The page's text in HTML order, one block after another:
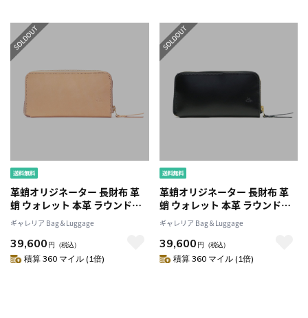
革蛸オリジネーター 長財布 革
蛸 ウォレット 本革 ラウンドフ
ァスナー ラウンドジップウォレ
ットTYPE-U 革蛸謹製 メンズレ
ディース 日本製 カワタコ BGS-
004 HOH-004
ギャレリア Bag＆Luggage
39,600 円 （税込）
積算 360 マイル (1倍)
革蛸オリジネーター 長財布 革
蛸 ウォレット 本革 ラウンドフ
ァスナー ラウンドジップウォレ
ットTYPE-U 革蛸謹製 メンズレ
ディース 日本製 カワタコ BGS-
004 HOH-004
ギャレリア Bag＆Luggage
39,600 円 （税込）
積算 360 マイル (1倍)